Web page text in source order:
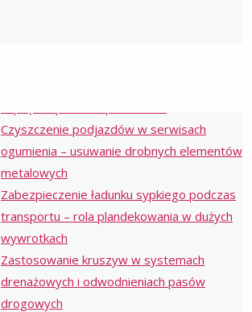
Czyszczenie podjazdów w serwisach
ogumienia – usuwanie drobnych elementów
metalowych
Zabezpieczenie ładunku sypkiego podczas
transportu – rola plandekowania w dużych
wywrotkach
Zastosowanie kruszyw w systemach
drenażowych i odwodnieniach pasów
drogowych